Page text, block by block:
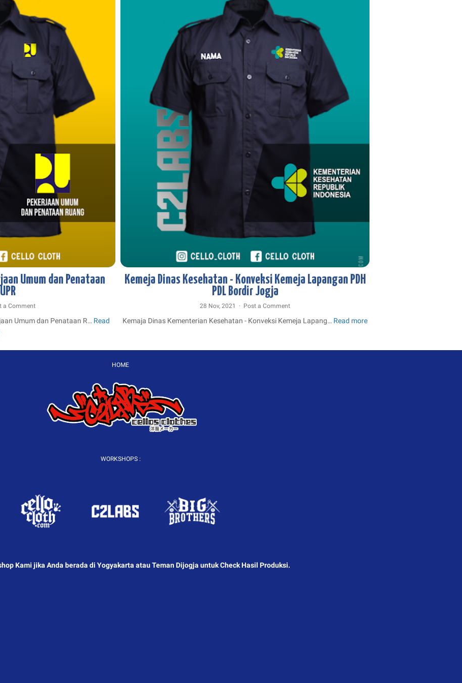
KONVEKSI JOGJA
KONVEKSI KEMEJA
Umum dan Penataan
a Comment
Umum dan Penataan R… Read
BORDIR KEMEJA DESAIN KEMEJA JOGJA KONVEKSI KONVEKSI JOGJA
KONVEKSI KEMEJA
KONVEKSI KEMEJA DINAS
KONVEKSI KEMEJA LAPANGAN KONVEKSI KEMEJA PDL PDH
Kemeja Dinas Kesehatan - Konveksi Kemeja Lapangan PDH
PDL Bordir Jogja
28 Nov, 2021 Post a Comment
Kemaja Dinas Kementerian Kesehatan - Konveksi Kemeja Lapang… Read more
HOME
WORKSHOPS :
Kami jika Anda berada di Yogyakarta atau Teman Dijogja untuk Check Hasil Produksi.